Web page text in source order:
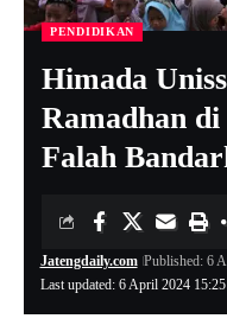
PENDIDIKAN
Himada
Ramadhan
Falah
Last updated: 6 April 2024
Jatengdaily.com Published: 6